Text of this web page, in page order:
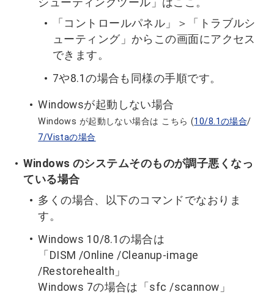
シューティングツール」はここ。
「コントロールパネル」＞「トラブルシ
ューティング」からこの画面にアクセス
できます。
7や8.1の場合も同様の手順です。
Windowsが起動しない場合
Windows が起動しない場合は こちら (10/8.1の場合/
7/Vistaの場合
Windows のシステムそのものが調子悪くなっ
ている場合
多くの場合、以下のコマンドでなおりま
す。
Windows 10/8.1の場合は
「DISM /Online /Cleanup-image
/Restorehealth」
Windows 7の場合は「sfc /scannow」